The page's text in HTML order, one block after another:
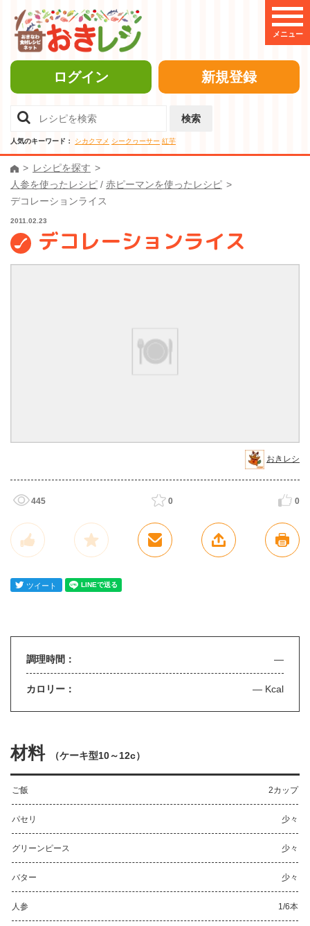
メニュー
ログイン 新規登録
検索
人気のキーワード： シカクマメ シークヮーサー 紅芋
レシピを探す
人参を使ったレシピ / 赤ピーマンを使ったレシピ
デコレーションライス
2011.02.23
デコレーションライス
おきレシ
445 0 0
調理時間： —
カロリー： — Kcal
材料 （ケーキ型10～12c）
ご飯 2カップ
パセリ 少々
グリーンピース 少々
バター 少々
人参 1/6本